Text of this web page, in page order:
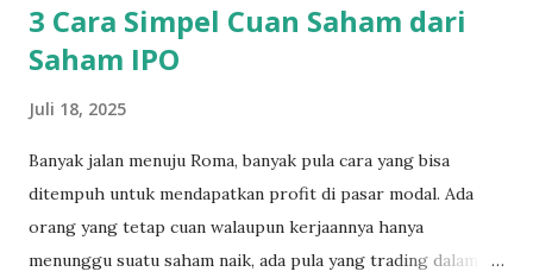
3 Cara Simpel Cuan Saham dari
Saham IPO
Juli 18, 2025
Banyak jalan menuju Roma, banyak pula cara yang bisa
ditempuh untuk mendapatkan profit di pasar modal. Ada
orang yang tetap cuan walaupun kerjaannya hanya
menunggu suatu saham naik, ada pula yang trading dalam